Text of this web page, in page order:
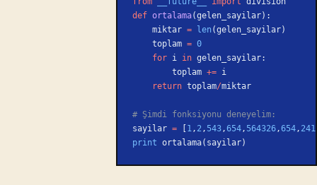
def ortalama(gelen_sayilar):
    miktar
= len (gelen_sayilar)
    toplam
= 0
    for
i in gelen_sayilar:
        toplam
+= i
    return
toplam/miktar
# Şimdi fonksiyonu deneyelim:
sayilar = [1 , 2 , 543,654, 564326,654, 241
print ortalama(sayilar)